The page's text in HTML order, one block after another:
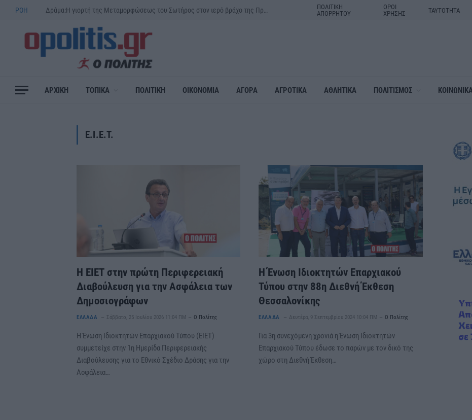
ΡΟΗ
ΠΟΛΙΤΙΚΗ
ΑΠΟΡΡΗΤΟΥ
ΟΡΟΙ
ΧΡΗΣΗΣ
ΤΑΥΤΟΤΗΤΑ
ΑΡΧΙΚΗ ΤΟΠΙΚΑ ΠΟΛΙΤΙΚΗ ΟΙΚΟΝΟΜΙΑ ΑΓΟΡΑ ΑΓΡΟΤΙΚΑ ΑΘΛΗΤΙΚΑ ΠΟΛΙΤΙΣΜΟΣ ΚΟΙΝΩΝΙΚΑ
E.I.E.T.
Η ΕΙΕΤ στην πρώτη Περιφερειακή
Διαβούλευση για την Ασφάλεια των
Δημοσιογράφων
ΕΛΛΑΔΑ Σάββατο, 25 Ιουλίου 2026 11:04 ΠΜ Ο Πολίτης
Η Ένωση Ιδιοκτητών Επαρχιακού Τύπου (ΕΙΕΤ)
συμμετείχε στην 1η Ημερίδα Περιφερειακής
Διαβούλευσης για το Εθνικό Σχέδιο Δράσης για την
Ασφάλεια…
Η Ένωση Ιδιοκτητών Επαρχιακού
Τύπου στην 88η Διεθνή Έκθεση
Θεσσαλονίκης
ΕΛΛΑΔΑ Δευτέρα, 9 Σεπτεμβρίου 2024 10:04 ΠΜ Ο Πολίτης
Για 3η συνεχόμενη χρονιά η Ένωση Ιδιοκτητών
Επαρχιακού Τύπου έδωσε το παρών με τον δικό της
χώρο στη Διεθνή Έκθεση…